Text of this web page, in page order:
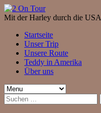
Mit der Harley durch die USA
Startseite
Unser Trip
Unsere Route
Teddy in Amerika
Über uns
Suchen
nach: